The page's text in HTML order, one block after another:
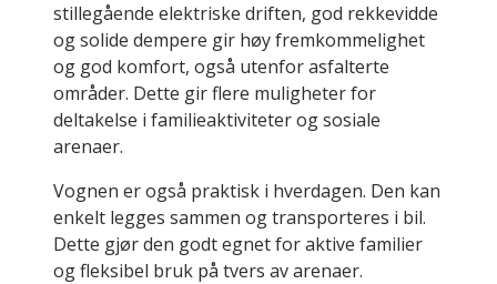
stillegående elektriske driften, god rekkevidde
og solide dempere gir høy fremkommelighet
og god komfort, også utenfor asfalterte
områder. Dette gir flere muligheter for
deltakelse i familieaktiviteter og sosiale
arenaer.
Vognen er også praktisk i hverdagen. Den kan
enkelt legges sammen og transporteres i bil.
Dette gjør den godt egnet for aktive familier
og fleksibel bruk på tvers av arenaer.